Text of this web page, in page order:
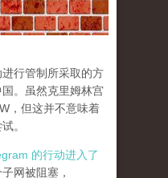
行管制所采取的方
。虽然克里姆林宫
，但这并不意味着
。
的行动进入了
网被阻塞，